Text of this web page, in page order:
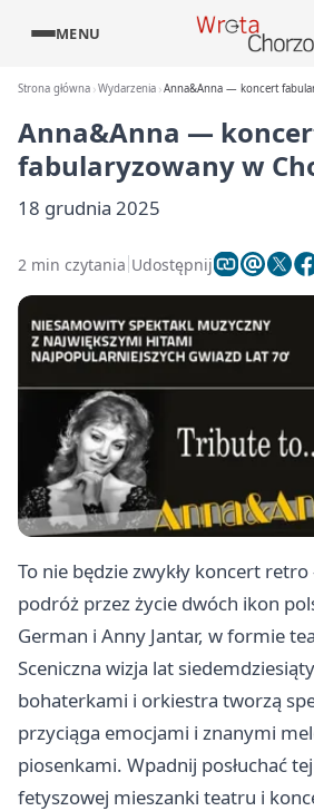
MENU
Strona główna Wydarzenia Anna&Anna — koncert
Anna&Anna —
fabularyzowany w
18 grudnia 2025
2 min czytania Udostępnij
To nie będzie zwykły koncert
podróż przez życie dwóch ikon
German i Anny Jantar, w formie
Sceniczna wizja lat
bohaterkami i orkiestra tworzą
przyciąga emocjami i znanymi
piosenkami. Wpadnij posłuchać
fetyszowej mieszanki teatru i